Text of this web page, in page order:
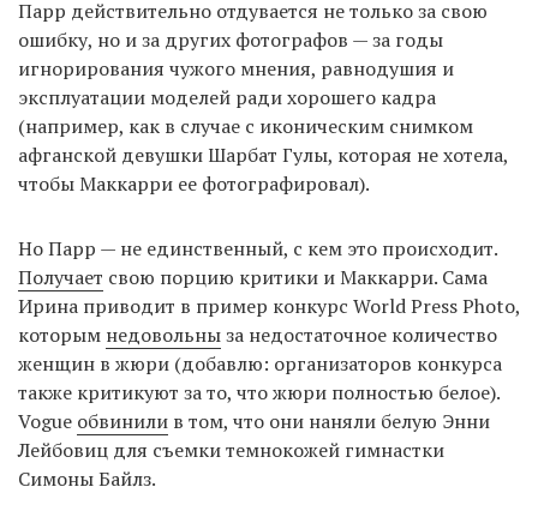
Парр действительно отдувается не только за свою
ошибку, но и за других фотографов — за годы
игнорирования чужого мнения, равнодушия и
эксплуатации моделей ради хорошего кадра
(например, как в случае с иконическим снимком
афганской девушки Шарбат Гулы, которая не хотела,
чтобы Маккарри ее фотографировал).
Но Парр — не единственный, с кем это происходит.
Получает свою порцию критики и Маккарри. Сама
Ирина приводит в пример конкурс World Press Photo,
которым недовольныза недостаточное количество
женщин в жюри (добавлю: организаторов конкурса
также критикуют за то, что жюри полностью белое).
Vogue обвинили в том, что они наняли белую Энни
Лейбовиц для съемки темнокожей гимнастки
Симоны Байлз.